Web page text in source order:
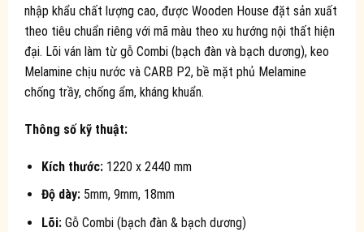
nhập khẩu chất lượng cao, được Wooden House đặt sản xuất
theo tiêu chuẩn riêng với mã màu theo xu hướng nội thất hiện
đại. Lõi ván làm từ gỗ Combi (bạch đàn và bạch dương), keo
Melamine chịu nước và CARB P2, bề mặt phủ Melamine
chống trầy, chống ẩm, kháng khuẩn.
Thông số kỹ thuật:
Kích thước:1220 x 2440 mm
Độ dày:5mm, 9mm, 18mm
Lõi:Gỗ Combi (bạch đàn & bạch dương)